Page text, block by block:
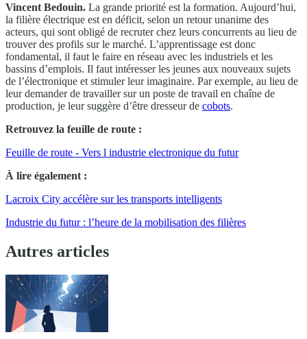
Vincent Bedouin. La grande priorité est la formation. Aujourd’hui,
la filière électrique est en déficit, selon un retour unanime des
acteurs, qui sont obligé de recruter chez leurs concurrents au lieu de
trouver des profils sur le marché. L’apprentissage est donc
fondamental, il faut le faire en réseau avec les industriels et les
bassins d’emplois. Il faut intéresser les jeunes aux nouveaux sujets
de l’électronique et stimuler leur imaginaire. Par exemple, au lieu de
leur demander de travailler sur un poste de travail en chaîne de
production, je leur suggère d’être dresseur de cobots.
Retrouvez la feuille de route :
Feuille de route - Vers l industrie electronique du futur
À lire également :
Lacroix City accélère sur les transports intelligents
Industrie du futur : l’heure de la mobilisation des filières
Autres articles